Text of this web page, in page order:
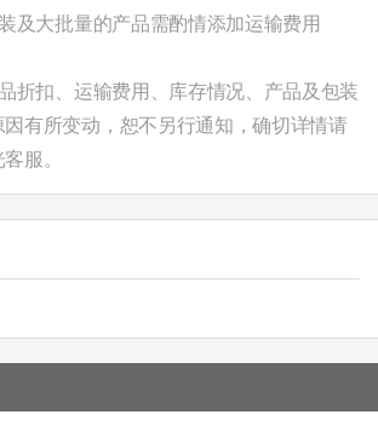
及大批量的产品需酌情添加运输费用
折扣、运输费用、库存情况、 产品及包装
有所变动，恕不另行通知，确切详情请
服。